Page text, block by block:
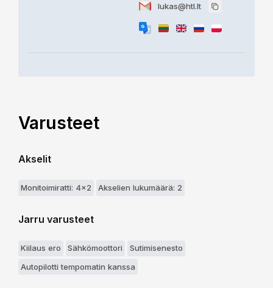
lukas@htl.lt
Varusteet
Akselit
Monitoimiratti: 4x2 Akselien lukumäärä: 2
Jarru varusteet
Kiilaus ero Sähkömoottori
Sutimisenesto
Autopilotti tempomatin kanssa